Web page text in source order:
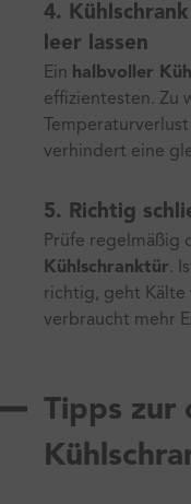
4.
leer lassen
Ein halbvoller
effizientesten. Zu
verhindert eine
5. Richtig
Prüfe regelmäßig
Kühlschranktür.
richtig, geht Kälte
verbraucht mehr
Tipps zur